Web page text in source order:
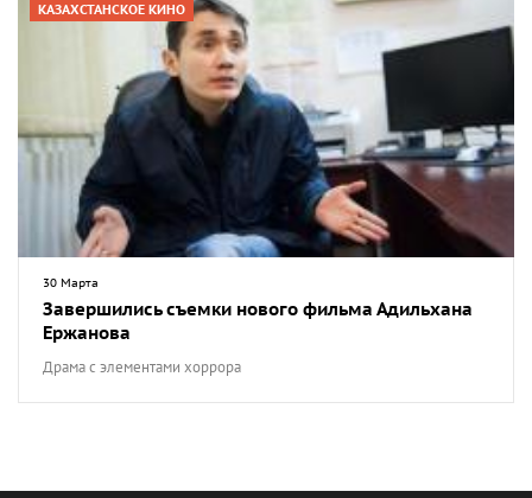
КАЗАХСТАНСКОЕ КИНО
30 Марта
Завершились съемки нового фильма Адильхана
Ержанова
Драма с элементами хоррора